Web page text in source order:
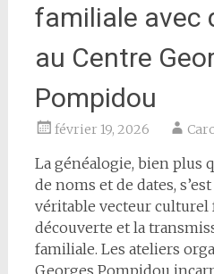
familiale avec
au Centre
Pompidou
février 19, 2026
La généalogie, bien plus
de noms et de dates,
véritable vecteur culturel
découverte et la
familiale. Les ateliers
Georges Pompidou